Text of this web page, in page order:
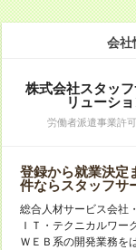
会社
株式会社スタッ
リューシ
労働者派遣事業許
登録から就業決定
件ならスタッフサ
総合人材サービス会社
ＩＴ・テクニカルワー
ＷＥＢ系の開発業務を